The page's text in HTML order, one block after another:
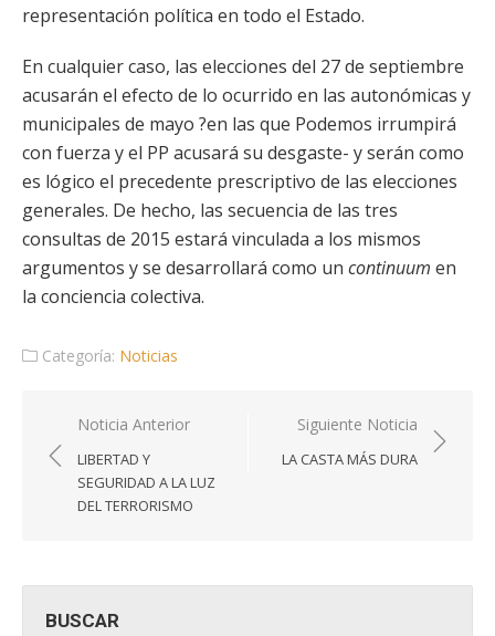
representación política en todo el Estado.
En cualquier caso, las elecciones del 27 de septiembre
acusarán el efecto de lo ocurrido en las autonómicas y
municipales de mayo ?en las que Podemos irrumpirá
con fuerza y el PP acusará su desgaste- y serán como
es lógico el precedente prescriptivo de las elecciones
generales. De hecho, las secuencia de las tres
consultas de 2015 estará vinculada a los mismos
argumentos y se desarrollará como un continuum en
la conciencia colectiva.
Categoría: Noticias
Navegación
de
entradas
Noticia Anterior
LIBERTAD Y
SEGURIDAD A LA LUZ
DEL TERRORISMO
Siguiente Noticia
LA CASTA MÁS DURA
BUSCAR